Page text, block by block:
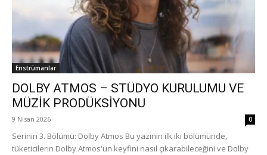
Enstrümanlar
DOLBY ATMOS – STÜDYO KURULUMU VE
MÜZİK PRODÜKSİYONU
9 Nisan 2026 0
Serinin 3. Bölümü: Dolby Atmos Bu yazının ilk iki bölümünde,
tüketicilerin Dolby Atmos'un keyfini nasıl çıkarabileceğini ve Dolby